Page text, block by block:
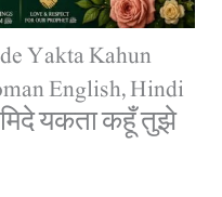
Yakta Kahun
English, Hindi
यकता कहूँ तुझे